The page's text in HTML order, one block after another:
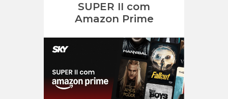
SUPER II com
Amazon Prime